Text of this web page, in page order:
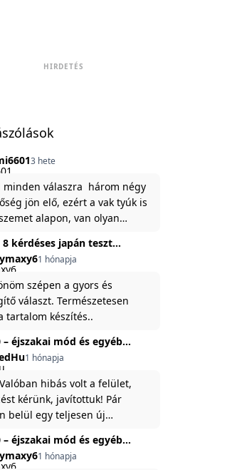
HIRDETÉS
3 hete
minden válaszra három négy
jön elő, ezért a vak tyúk is
alapon, van olyan
8 kérdéses japán teszt
feltárja az igazságot
1 hónapja
szépen a gyors és
választ. Természetesen
tartalom készítés..
– éjszakai mód és egyéb
1 hónapja
hibás volt a felület,
kérünk, javítottuk! Pár
belül egy teljesen új
legújabb, 3.0-ás verzióját,
ez zavart be kicsit.Egy
– éjszakai mód és egyéb
1 hónapja